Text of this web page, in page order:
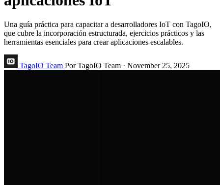
Una guía práctica para capacitar a desarrolladores IoT con TagoIO,
que cubre la incorporación estructurada, ejercicios prácticos y las
herramientas esenciales para crear aplicaciones escalables.
TagoIO Team Por TagoIO Team · November 25, 2025